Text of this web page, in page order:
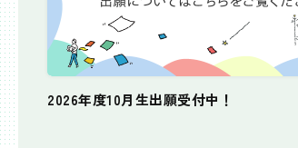
2026年度10月生出願受付中！
個別相談会